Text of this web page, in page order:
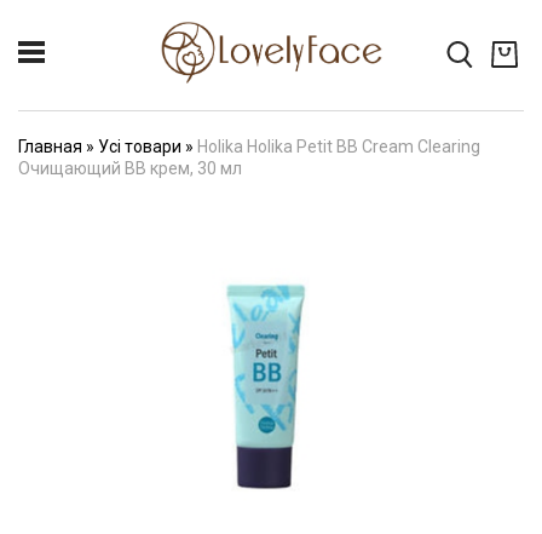
Главная » Усі товари » Holika Holika Petit BB Cream Clearing
Очищающий ВВ крем, 30 мл